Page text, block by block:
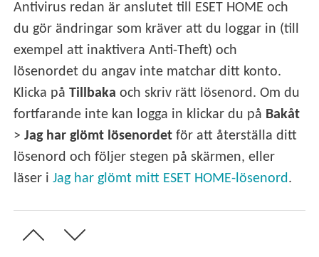
Antivirus redan är anslutet till ESET HOME och
du gör ändringar som kräver att du loggar in (till
exempel att inaktivera Anti-Theft) och
lösenordet du angav inte matchar ditt konto.
Klicka påTillbaka och skriv rätt lösenord. Om du
fortfarande inte kan logga in klickar du på Bakåt
>Jag har glömt lösenordet för att återställa ditt
lösenord och följer stegen på skärmen, eller
läser iJag har glömt mitt ESET HOME-lösenord.